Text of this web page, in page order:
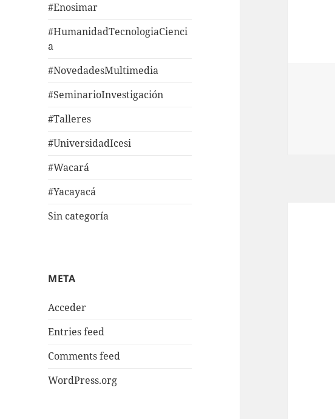
#Enosimar
#HumanidadTecnologiaCienci
a
#NovedadesMultimedia
#SeminarioInvestigación
#Talleres
#UniversidadIcesi
#Wacará
#Yacayacá
Sin categoría
META
Acceder
Entries feed
Comments feed
WordPress.org